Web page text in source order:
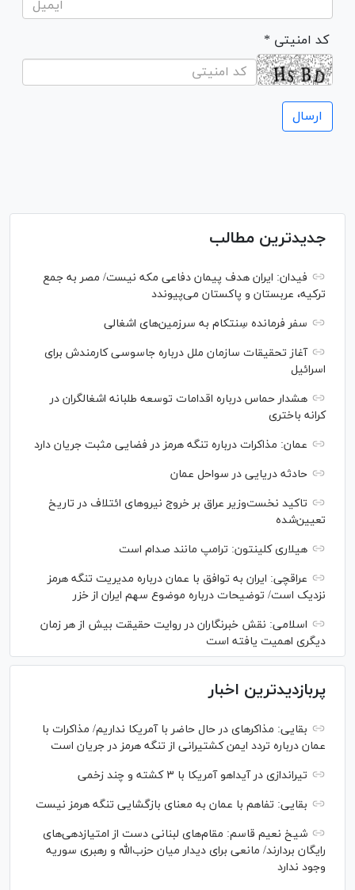
* کد امنیتی
جدیدترین مطالب
فیدان: ایران هدف پیمان دفاعی مکه نیست/ مصر به جمع
ترکیه، عربستان و پاکستان می‌پیوندد
سفر فرمانده سِنتکام به سرزمین‌های اشغالی
آغاز تحقیقات سازمان ملل درباره جاسوسی کارمندش برای
اسرائیل
هشدار حماس درباره اقدامات توسعه طلبانه اشغالگران در
کرانه باختری
عمان: مذاکرات درباره تنگه هرمز در فضایی مثبت جریان دارد
حادثه دریایی در سواحل عمان
تاکید نخست‌وزیر عراق بر خروج نیروهای ائتلاف در تاریخ
تعیین‌شده
هیلاری کلینتون: ترامپ مانند صدام است
عراقچی: ایران به توافق با عمان درباره مدیریت تنگه هرمز
نزدیک است/ توضیحات درباره موضوع سهم ایران از خزر
اسلامی: نقش خبرنگاران در روایت حقیقت بیش از هر زمان
دیگری اهمیت یافته است
پربازدیدترین اخبار
بقایی: مذاکره‎ای در حال حاضر با آمریکا نداریم/ مذاکرات با
عمان درباره تردد ایمن کشتیرانی از تنگه هرمز در جریان است
تیراندازی در آیداهو آمریکا با ۳ کشته و چند زخمی
بقایی: تفاهم با عمان به معنای بازگشایی تنگه هرمز نیست
شیخ نعیم قاسم: مقام‌های لبنانی دست از امتیازدهی‌های
رایگان بردارند/ مانعی برای دیدار میان حزب‌الله و رهبری سوریه
وجود ندارد